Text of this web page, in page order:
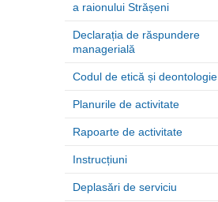
a raionului Strășeni
Declarația de răspundere
managerială
Codul de etică și deontologie
Planurile de activitate
Rapoarte de activitate
Instrucțiuni
Deplasări de serviciu